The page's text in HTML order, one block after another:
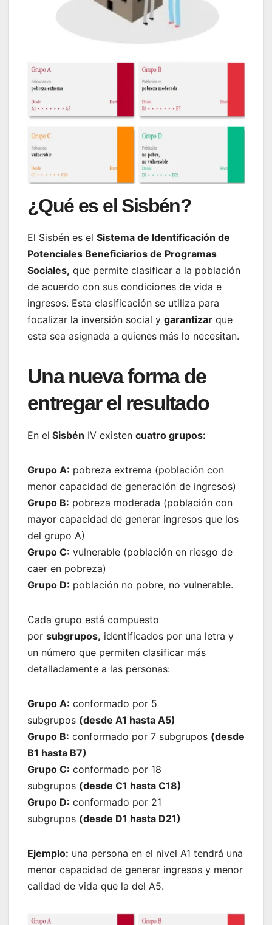
¿Qué es el Sisbén?
El Sisbén es el Sistema de Identificación de
Potenciales Beneficiarios de Programas
Sociales, que permite clasificar a la población
de acuerdo con sus condiciones de vida e
ingresos. Esta clasificación se utiliza para
focalizar la inversión social y garantizar que
esta sea asignada a quienes más lo necesitan.
Una nueva forma de
entregar el resultado
En el Sisbén IV existen cuatro grupos:
Grupo A: pobreza extrema (población con
menor capacidad de generación de ingresos)
Grupo B: pobreza moderada (población con
mayor capacidad de generar ingresos que los
del grupo A)
Grupo C: vulnerable (población en riesgo de
caer en pobreza)
Grupo D: población no pobre, no vulnerable.
Cada grupo está compuesto
por subgrupos, identificados por una letra y
un número que permiten clasificar más
detalladamente a las personas:
Grupo A: conformado por 5
subgrupos (desde A1 hasta A5)
Grupo B: conformado por 7 subgrupos (desde
B1 hasta B7)
Grupo C: conformado por 18
subgrupos (desde C1 hasta C18)
Grupo D: conformado por 21
subgrupos (desde D1 hasta D21)
Ejemplo: una persona en el nivel A1 tendrá una
menor capacidad de generar ingresos y menor
calidad de vida que la del A5.